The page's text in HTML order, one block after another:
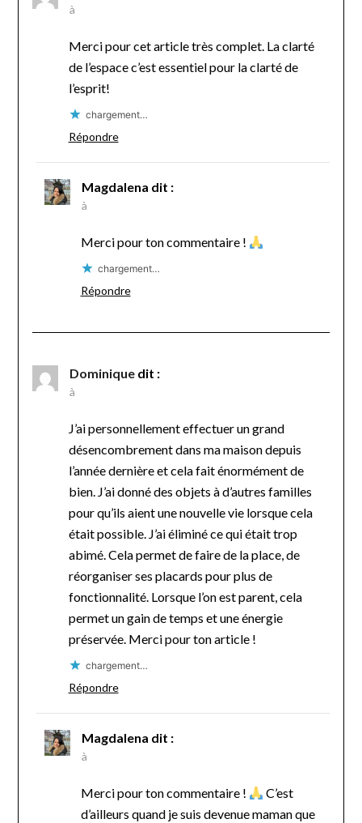
à
Merci pour cet article très complet. La clarté
de l’espace c’est essentiel pour la clarté de
l’esprit!
chargement…
Répondre
Magdalena dit :
à
Merci pour ton commentaire !
chargement…
Répondre
Dominique dit :
à
J’ai personnellement effectuer un grand
désencombrement dans ma maison depuis
l’année dernière et cela fait énormément de
bien. J’ai donné des objets à d’autres familles
pour qu’ils aient une nouvelle vie lorsque cela
était possible. J’ai éliminé ce qui était trop
abimé. Cela permet de faire de la place, de
réorganiser ses placards pour plus de
fonctionnalité. Lorsque l’on est parent, cela
permet un gain de temps et une énergie
préservée. Merci pour ton article !
chargement…
Répondre
Magdalena dit :
à
Merci pour ton commentaire !
C’est
d’ailleurs quand je suis devenue maman que